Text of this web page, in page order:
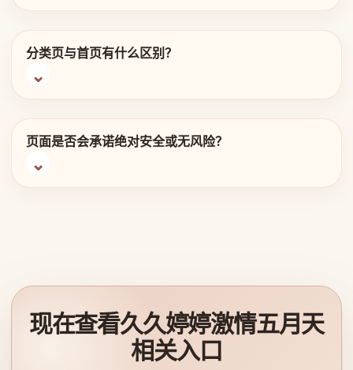
分类页与首页有什么区别？
页面是否会承诺绝对安全或无风险？
现在查看久久婷婷激情五月天
相关入口